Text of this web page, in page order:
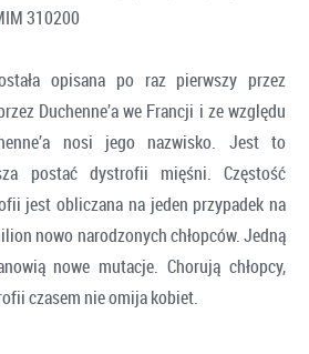
310200
opisana po raz pierwszy przez
Duchenne’a we Francji i ze względu
nosi jego nazwisko. Jest to
postać dystrofii mięśni. Częstość
jest obliczana na jeden przypadek na
nowo narodzonych chłopców. Jedną
nowe mutacje. Chorują chłopcy,
czasem nie omija kobiet.